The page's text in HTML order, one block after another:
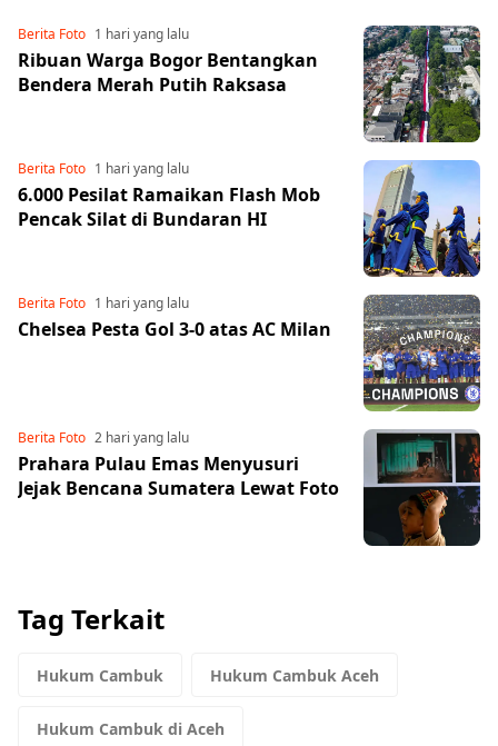
Berita Foto 1 hari yang lalu
Ribuan Warga Bogor Bentangkan
Bendera Merah Putih Raksasa
Berita Foto 1 hari yang lalu
6.000 Pesilat Ramaikan Flash Mob
Pencak Silat di Bundaran HI
Berita Foto 1 hari yang lalu
Chelsea Pesta Gol 3-0 atas AC Milan
Berita Foto 2 hari yang lalu
Prahara Pulau Emas Menyusuri
Jejak Bencana Sumatera Lewat Foto
Tag Terkait
Hukum Cambuk Hukum Cambuk Aceh
Hukum Cambuk di Aceh
Share to others
Mail